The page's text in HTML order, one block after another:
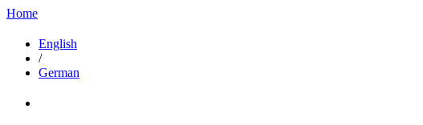
Home
English
/
German